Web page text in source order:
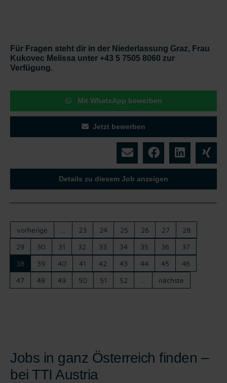
Für Fragen steht dir in der Niederlassung Graz, Frau
Kukovec Melissa unter +43 5 7505 8060 zur
Verfügung.
Mit WhatsApp bewerben
Jetzt bewerben
Details zu diesem Job anzeigen
vorherige 23 24 25 26 27
28
29
30 31 32 33 34 35 36
37
38
39 40 41 42 43 44 45
46
47
48 49 50 51 52 nächste
Jobs in ganz Österreich finden –
bei TTI Austria